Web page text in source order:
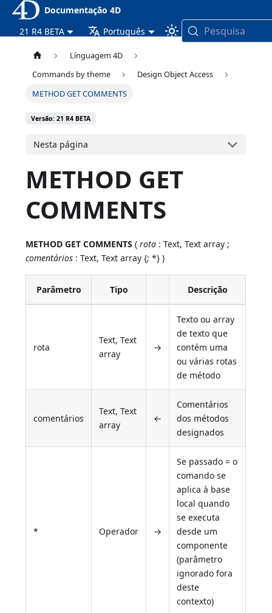
Documentação 4D
21 R4 BETA
Português Pesquisa
Línguagem 4D
Commands by theme
Design Object Access
METHOD GET COMMENTS
Versão: 21 R4 BETA
Nesta página
METHOD GET
COMMENTS
METHOD GET COMMENTS (rota : Text, Text array ;
comentários : Text, Text array {; *} )
Parâmetro Tipo Descrição
rota
Text, Text
array
→
Texto ou array
de texto que
contém uma
ou várias rotas
de método
comentários
Text, Text
array
←
Comentários
dos métodos
designados
* Operador →
Se passado = o
comando se
aplica à base
local quando
se executa
desde um
componente
(parâmetro
ignorado fora
deste
contexto)